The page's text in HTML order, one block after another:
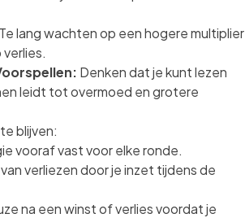
Te lang wachten op een hogere multiplier
Denken dat je kunt lezen
leidt tot overmoed en grotere
blijven:
vooraf vast voor elke ronde.
verliezen door je inzet tijdens de
na een winst of verlies voordat je